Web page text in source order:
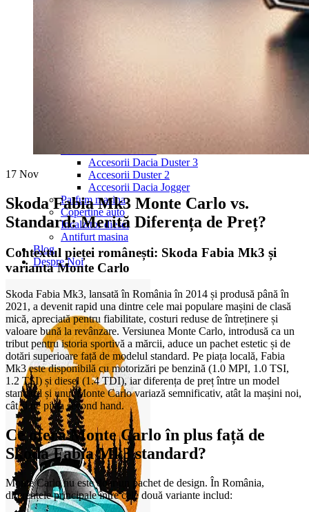
Navigație Toyota Avensis T25
Sub 350 Litri
Peste 450 litri
Accesorii auto masina
Accesorii Dacia Duster 3
Accesorii Duster 2
Accesorii Dacia Jogger
Parfum masina
Copertine auto
Incalzitor diesel
Antifurt masina
Blog
Despre Noi
17 Nov
Skoda Fabia Mk3 Monte Carlo vs.
Standard: Merită Diferența de Preț?
Contextul pieței românești: Skoda Fabia Mk3 și
varianta Monte Carlo
Skoda Fabia Mk3, lansată în România în 2014 și produsă până în
2021, a devenit rapid una dintre cele mai populare mașini de clasă
mică, apreciată pentru fiabilitate, costuri reduse de întreținere și
valoare bună la revânzare. Versiunea Monte Carlo, introdusă ca un
tribut pentru istoria sportivă a mărcii, aduce un pachet estetic și de
dotări superioare față de modelul standard. Pe piața locală, Fabia
Mk3 este disponibilă cu motorizări pe benzină (1.0 MPI, 1.0 TSI,
1.2 TSI) și diesel (1.4 TDI), iar diferența de preț între un model
standard și unul Monte Carlo variază semnificativ, atât la mașini noi,
cât și pe piața second hand.
Ce oferă Monte Carlo în plus față de
Skoda Fabia Mk3 standard?
Monte Carlo nu este doar un pachet de design. În România,
diferențele principale între cele două variante includ: